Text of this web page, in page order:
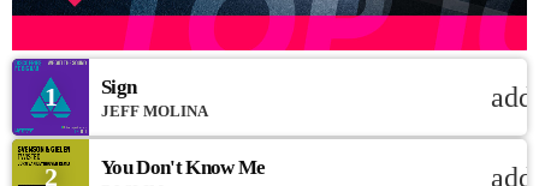
1 Sign
JEFF MOLINA
2 You Don't Know Me